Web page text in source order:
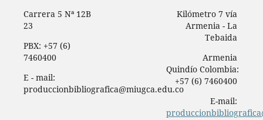
Carrera 5 Nª 12B
23
PBX: +57 (6)
7460400
E - mail:
produccionbibliografica@miugca.edu.co
Kilómetro 7 vía
Armenia - La
Tebaida
Armenia
Quindío Colombia:
+57 (6) 7460400
E-mail: